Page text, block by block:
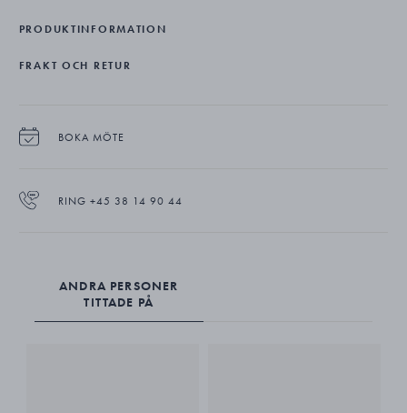
Använd Alfredo-knivhållaren för att samla dina Sky-knivar på önskad
PRODUKTINFORMATION
FRAKT OCH RETUR
BOKA MÖTE
RING +45 38 14 90 44
ANDRA PERSONER
TITTADE PÅ